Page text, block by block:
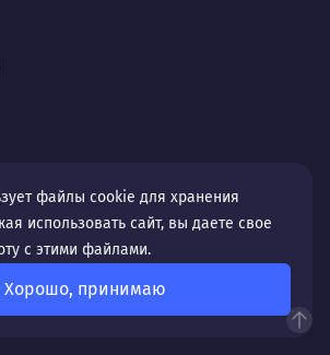
файлы cookie для хранения
использовать сайт, вы даете свое
с этими файлами.
Хорошо, принимаю